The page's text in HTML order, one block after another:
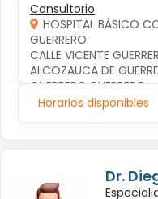
Consultorio
HOSPITAL BÁSICO
GUERRERO
CALLE VICENTE
ALCOZAUCA DE
GUERRERO,GUERRERO
Horarios disponibles
Dr.